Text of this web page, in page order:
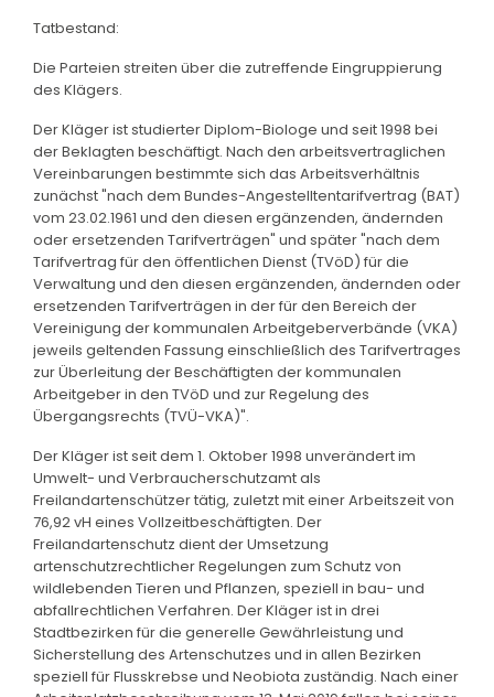
Tatbestand:
Die Parteien streiten über die zutreffende Eingruppierung
des Klägers.
Der Kläger ist studierter Diplom-Biologe und seit 1998 bei
der Beklagten beschäftigt. Nach den arbeitsvertraglichen
Vereinbarungen bestimmte sich das Arbeitsverhältnis
zunächst "nach dem Bundes-Angestelltentarifvertrag (BAT)
vom 23.02.1961 und den diesen ergänzenden, ändernden
oder ersetzenden Tarifverträgen" und später "nach dem
Tarifvertrag für den öffentlichen Dienst (TVöD) für die
Verwaltung und den diesen ergänzenden, ändernden oder
ersetzenden Tarifverträgen in der für den Bereich der
Vereinigung der kommunalen Arbeitgeberverbände (VKA)
jeweils geltenden Fassung einschließlich des Tarifvertrages
zur Überleitung der Beschäftigten der kommunalen
Arbeitgeber in den TVöD und zur Regelung des
Übergangsrechts (TVÜ-VKA)".
Der Kläger ist seit dem 1. Oktober 1998 unverändert im
Umwelt- und Verbraucherschutzamt als
Freilandartenschützer tätig, zuletzt mit einer Arbeitszeit von
76,92 vH eines Vollzeitbeschäftigten. Der
Freilandartenschutz dient der Umsetzung
artenschutzrechtlicher Regelungen zum Schutz von
wildlebenden Tieren und Pflanzen, speziell in bau- und
abfallrechtlichen Verfahren. Der Kläger ist in drei
Stadtbezirken für die generelle Gewährleistung und
Sicherstellung des Artenschutzes und in allen Bezirken
speziell für Flusskrebse und Neobiota zuständig. Nach einer